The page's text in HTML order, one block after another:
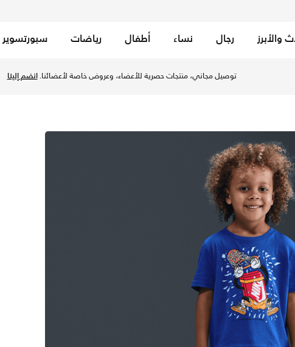
والأبرز رجال نساء أطفال رياضات سبورتسوير
توصيل مجاني، منتجات حصرية للأعضاء، وعروض خاصة لأعضائنا.انضم إلينا